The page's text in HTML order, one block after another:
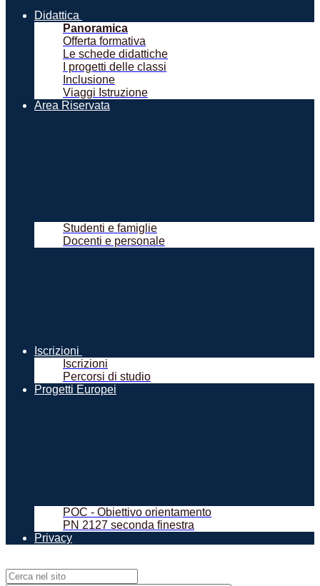
Didattica
Panoramica
Offerta formativa
Le schede didattiche
I progetti delle classi
Inclusione
Viaggi Istruzione
Area Riservata
Studenti e famiglie
Docenti e personale
Iscrizioni
Iscrizioni
Percorsi di studio
Progetti Europei
POC - Obiettivo orientamento
PN 2127 seconda finestra
Privacy